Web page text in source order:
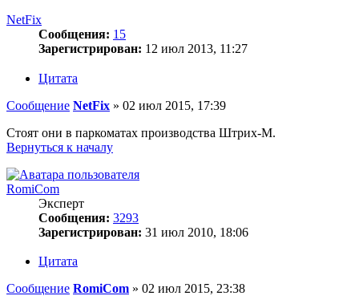
NetFix
Сообщения: 15
Зарегистрирован: 12 июл 2013, 11:27
Цитата
Сообщение NetFix » 02 июл 2015, 17:39
Стоят они в паркоматах производства Штрих-М.
Вернуться к началу
RomiCom
Эксперт
Сообщения: 3293
Зарегистрирован: 31 июл 2010, 18:06
Цитата
Сообщение RomiCom » 02 июл 2015, 23:38